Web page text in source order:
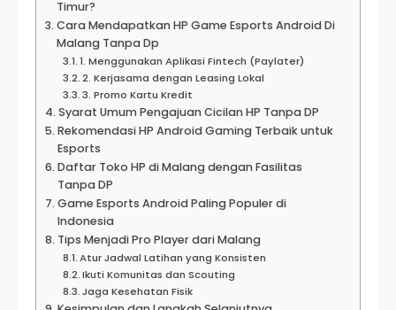
Timur?
Cara Mendapatkan HP Game Esports Android Di
Malang Tanpa Dp
1. Menggunakan Aplikasi Fintech (Paylater)
2. Kerjasama dengan Leasing Lokal
3. Promo Kartu Kredit
Syarat Umum Pengajuan Cicilan HP Tanpa DP
Rekomendasi HP Android Gaming Terbaik untuk
Esports
Daftar Toko HP di Malang dengan Fasilitas
Tanpa DP
Game Esports Android Paling Populer di
Indonesia
Tips Menjadi Pro Player dari Malang
Atur Jadwal Latihan yang Konsisten
Ikuti Komunitas dan Scouting
Jaga Kesehatan Fisik